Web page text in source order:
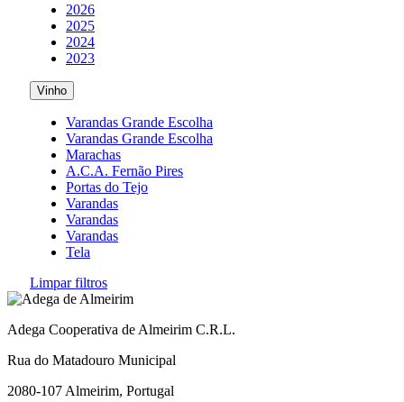
2026
2025
2024
2023
Vinho
Varandas Grande Escolha
Varandas Grande Escolha
Marachas
A.C.A. Fernão Pires
Portas do Tejo
Varandas
Varandas
Varandas
Tela
Limpar filtros
Adega Cooperativa de Almeirim C.R.L.
Rua do Matadouro Municipal
2080-107 Almeirim, Portugal